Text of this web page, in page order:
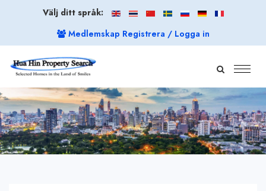
Välj ditt språk:
Medlemskap Registrera / Logga in